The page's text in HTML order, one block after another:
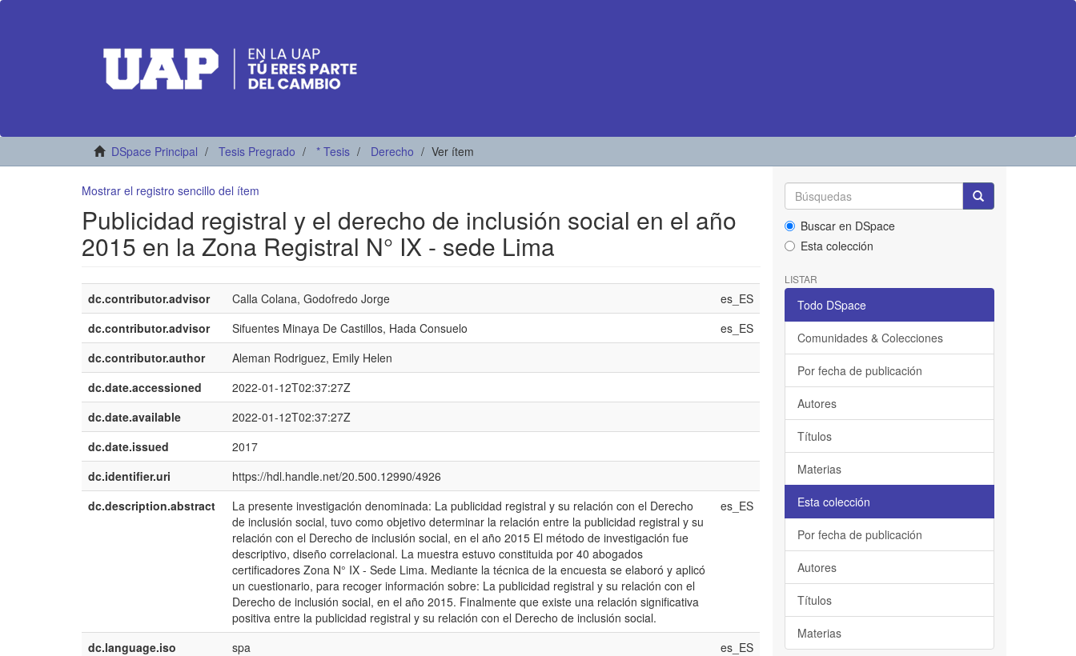
DSpace Principal Tesis Pregrado * Tesis Derecho Ver ítem
Mostrar el registro sencillo del ítem
Publicidad registral y el derecho de inclusión social en el año
2015 en la Zona Registral N° IX - sede Lima
dc.contributor.advisor Calla Colana, Godofredo Jorge
es_ES
dc.contributor.advisor
Sifuentes Minaya De Castillos, Hada Consuelo
es_ES
dc.contributor.author
Aleman Rodriguez, Emily Helen
dc.date.accessioned
2022-01-12T02:37:27Z
dc.date.available
2022-01-12T02:37:27Z
dc.date.issued
2017
dc.identifier.uri
https://hdl.handle.net/20.500.12990/4926
dc.description.abstract
La presente investigación denominada: La publicidad registral y su relación con el Derecho
de inclusión social, tuvo como objetivo determinar la relación entre la publicidad registral y su
relación con el Derecho de inclusión social, en el año 2015 El método de investigación fue
descriptivo, diseño correlacional. La muestra estuvo constituida por 40 abogados
certificadores Zona N° IX - Sede Lima. Mediante la técnica de la encuesta se elaboró y aplicó
un cuestionario, para recoger información sobre: La publicidad registral y su relación con el
Derecho de inclusión social, en el año 2015. Finalmente que existe una relación significativa
positiva entre la publicidad registral y su relación con el Derecho de inclusión social.
es_ES
dc.language.iso spa
es_ES
Buscar en DSpace
Esta colección
LISTAR
Todo DSpace
Comunidades & Colecciones
Por fecha de publicación
Autores
Títulos
Materias
Esta colección
Por fecha de publicación
Autores
Títulos
Materias